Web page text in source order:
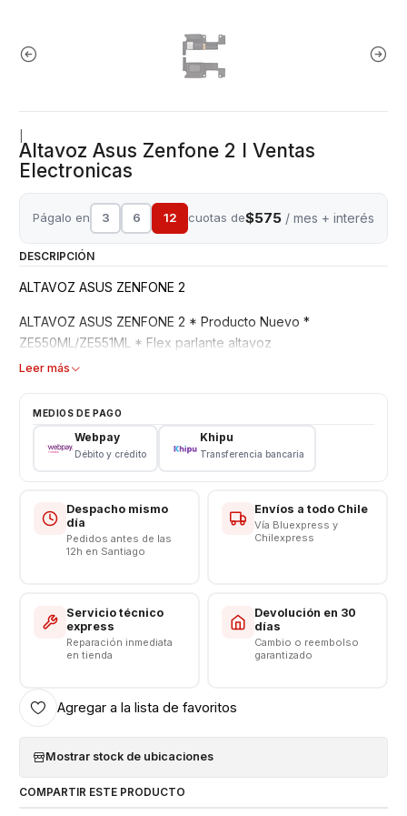
Altavoz Asus Zenfone 2 I Ventas
Electronicas
Págalo en 3 6 12 cuotas de$575 / mes + interés
DESCRIPCIÓN
ALTAVOZ ASUS ZENFONE 2
ALTAVOZ ASUS ZENFONE 2 * Producto Nuevo *
ZE550ML/ZE551ML * Flex parlante altavoz
Leer más
MEDIOS DE PAGO
Webpay
Débito y crédito
Khipu
Transferencia bancaria
Despacho mismo
día
Pedidos antes de las
12h en Santiago
Envíos a todo Chile
Vía Bluexpress y
Chilexpress
Servicio técnico
express
Reparación inmediata
en tienda
Devolución en 30
días
Cambio o reembolso
garantizado
Agregar a la lista de favoritos
Mostrar stock de ubicaciones
COMPARTIR ESTE PRODUCTO